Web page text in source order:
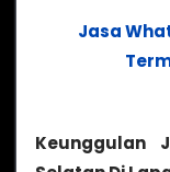
Jasa
Keunggulan